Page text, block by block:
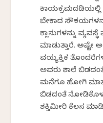
ಕಾರ್ಯಕ್ರಮದಡಿಯಲ್ಲಿ
ಬೇಕಾದ
ಕ್ಲಾಸುಗಳನ್ನು
ಮಾಡುತ್ತಾರೆ. ಅಷ್ಟೇ
ವಯ್ಯಕ್ತಿಕ
ಅವರು ಶಾಲೆ
ಮನೆಗೂ ಹೋಗಿ
ಬಿಡದಂತೆ
ಶಕ್ತಿಮೀರಿ ಕೆಲಸ